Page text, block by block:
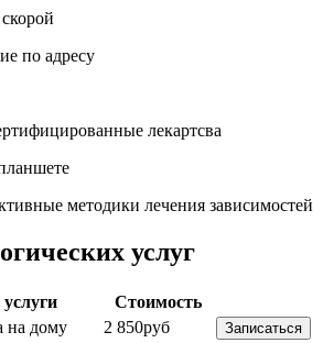
по адресу
лекартсва
методики лечения зависимостей
услуг
Стоимость
на дому
2 850руб Записаться